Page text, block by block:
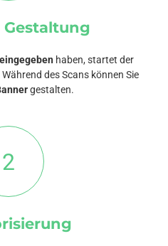
Gestaltung
haben, startet der
des Scans können Sie
gestalten.
2